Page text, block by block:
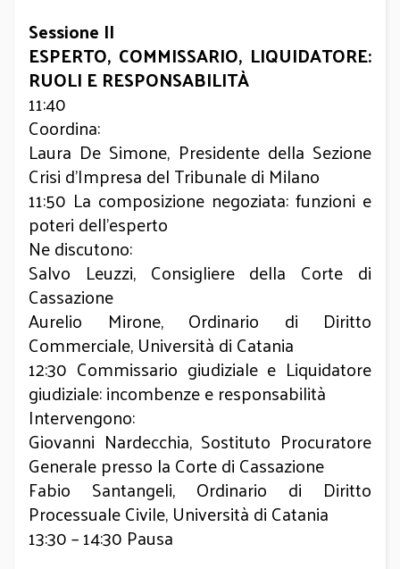
Sessione II
ESPERTO, COMMISSARIO, LIQUIDATORE:
RUOLI E RESPONSABILITÀ
11:40
Coordina:
Laura De Simone, Presidente della Sezione
Crisi d’Impresa del Tribunale di Milano
11:50 La composizione negoziata: funzioni e
poteri dell’esperto
Ne discutono:
Salvo Leuzzi, Consigliere della Corte di
Cassazione
Aurelio Mirone, Ordinario di Diritto
Commerciale, Università di Catania
12:30 Commissario giudiziale e Liquidatore
giudiziale: incombenze e responsabilità
Intervengono:
Giovanni Nardecchia, Sostituto Procuratore
Generale presso la Corte di Cassazione
Fabio Santangeli, Ordinario di Diritto
Processuale Civile, Università di Catania
13:30 – 14:30 Pausa